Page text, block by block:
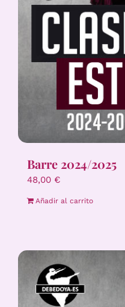
Barre 2024/2025
48,00 €
Añadir al carrito